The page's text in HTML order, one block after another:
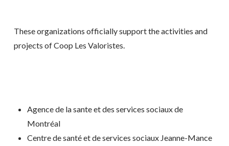
These organizations officially support the activities and
projects of Coop Les Valoristes.
Agence de la sante et des services sociaux de
Montréal
Centre de santé et de services sociaux Jeanne-Mance